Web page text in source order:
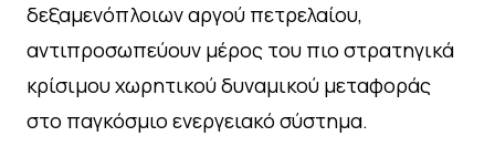
δεξαμενόπλοιων αργού πετρελαίου,
αντιπροσωπεύουν μέρος του πιο στρατηγικά
κρίσιμου χωρητικού δυναμικού μεταφοράς
στο παγκόσμιο ενεργειακό σύστημα.